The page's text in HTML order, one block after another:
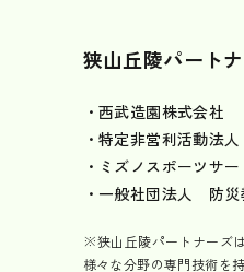
狭山丘陵パート
・西武造園株式会社
・特定非営利活動法
・ミズノスポーツサ
・一般社団法人 防
※狭山丘陵パートナーズは
様々な分野の専門技術を持